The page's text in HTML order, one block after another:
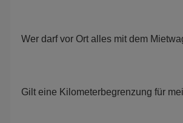
Wer darf vor Ort alles mit dem
Gilt eine Kilometerbegrenzung für